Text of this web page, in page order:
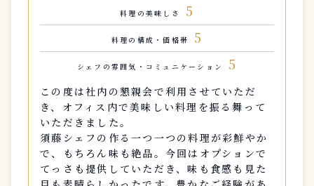
料理の美味しさ 5
料理の構成・価格帯 5
シェフの雰囲気・コミュニケーション 5
この度は社内の懇親会で利用させていただ
き、オフィス内で美味しい料理を振る舞って
いただきました。
須藤シェフの作る一つ一つの料理が彩鮮やか
で、もちろん味も絶品。今回はオプションで
てっさも提供していただき、味も食感も見た